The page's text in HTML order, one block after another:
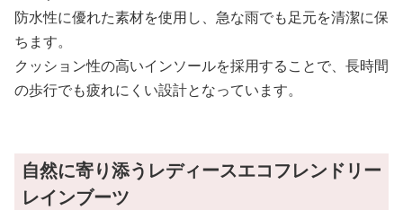
防水性に優れた素材を使用し、急な雨でも足元を清潔に保
ちます。
クッション性の高いインソールを採用することで、長時間
の歩行でも疲れにくい設計となっています。
自然に寄り添うレディースエコフレンドリー
レインブーツ